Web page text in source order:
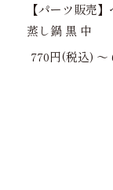
【パーツ販売
蒸し鍋 黒 中
770円(税込) 〜